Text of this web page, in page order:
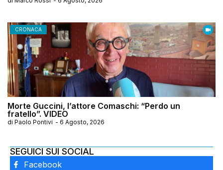
CRONACA
Morte Guccini, l’attore Comaschi: “Perdo un
fratello”. VIDEO
di Paolo Pontivi - 6 Agosto, 2026
SEGUICI SUI SOCIAL
Facebook